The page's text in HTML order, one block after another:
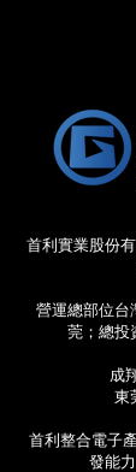
首利實業股份
營運總部位台
莞；總投
成
東
首利整合電子
發能